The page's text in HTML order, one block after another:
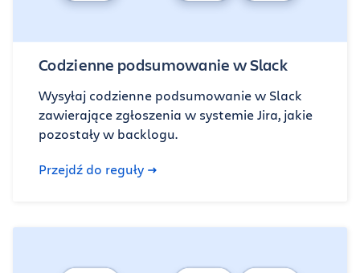
Codzienne podsumowanie w Slack
Wysyłaj codzienne podsumowanie w Slack
zawierające zgłoszenia w systemie Jira, jakie
pozostały w backlogu.
Przejdź do reguły